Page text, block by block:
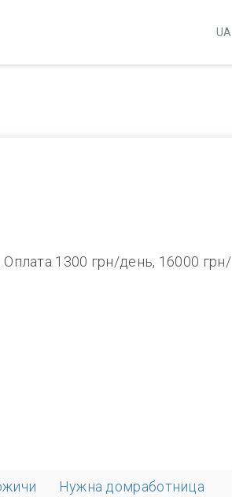
UA
1300 грн/день, 16000 грн/
Нужна домработница